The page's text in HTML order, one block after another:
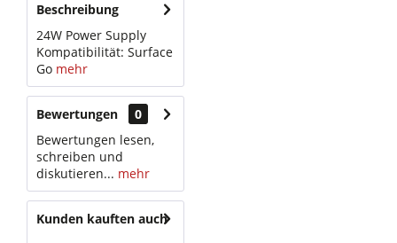
Beschreibung
24W Power Supply
Kompatibilität: Surface
Go mehr
Bewertungen
0
Bewertungen lesen,
schreiben und
diskutieren... mehr
Kunden kauften auch